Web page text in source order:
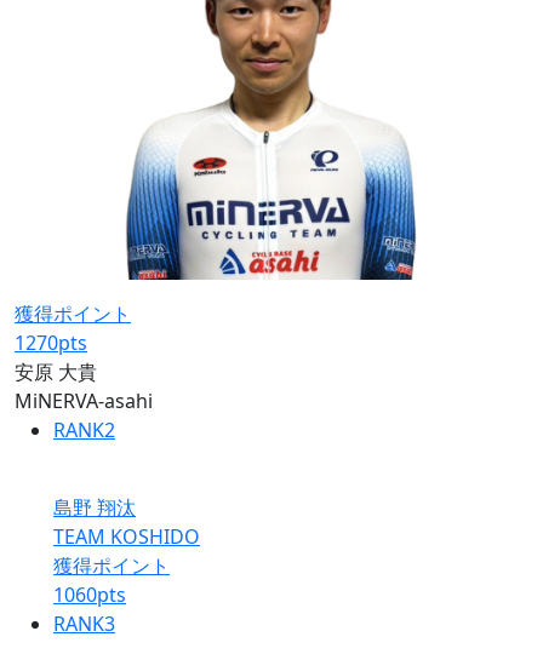
獲得ポイント
1270pts
安原 大貴
MiNERVA-asahi
RANK2
島野 翔汰
TEAM KOSHIDO
獲得ポイント
1060pts
RANK3